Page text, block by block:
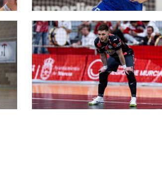
#futsalmercato, la L84 chiude
un'altra operazione per la
Champions: ecco Gilvan